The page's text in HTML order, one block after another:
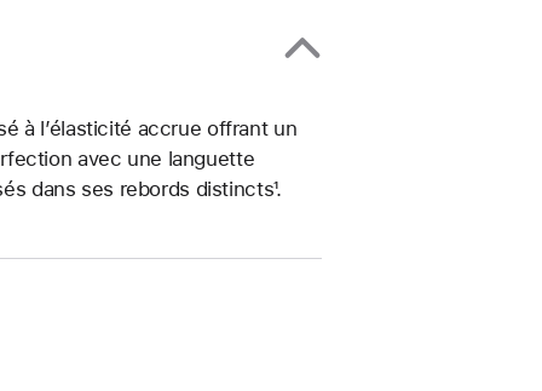
à l’élasticité accrue offrant un
avec une languette
dans ses rebords distincts¹.